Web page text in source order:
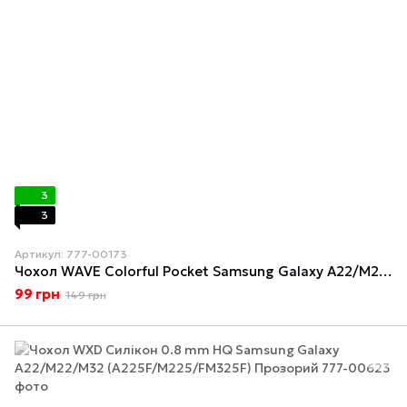
3
3
Артикул: 777-00173
Чохол WAVE Colorful Pocket Samsung Galaxy A22/M22/M32 (A225F/M225F/M325F) Ocean Blue
99 грн 149 грн